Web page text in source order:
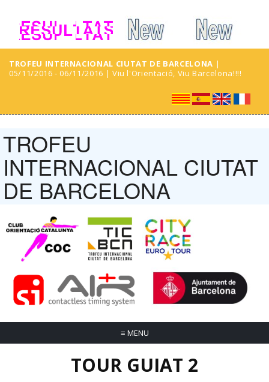
TROFEU INTERNACIONAL CIUTAT DE BARCELONA |
05/11/2016 - 06/11/2016 | Viu l'Orientació, Viu Barcelona!!!!
TROFEU
INTERNACIONAL CIUTAT
DE BARCELONA
≡ MENU
TOUR GUIAT 2